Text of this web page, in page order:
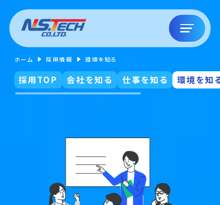
ホーム 採用情報 環境を知る
採用TOP 会社を知る 仕事を知る 環境を知